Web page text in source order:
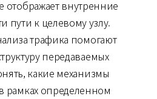
отображает внутренние
пути к целевому узлу.
трафика помогают
передаваемых
какие механизмы
рамках определенном